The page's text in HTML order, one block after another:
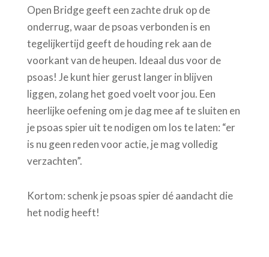
Open Bridge geeft een zachte druk op de
onderrug, waar de psoas verbonden is en
tegelijkertijd geeft de houding rek aan de
voorkant van de heupen. Ideaal dus voor de
psoas! Je kunt hier gerust langer in blijven
liggen, zolang het goed voelt voor jou. Een
heerlijke oefening om je dag mee af te sluiten en
je psoas spier uit te nodigen om los te laten: “er
is nu geen reden voor actie, je mag volledig
verzachten”.
Kortom: schenk je psoas spier dé aandacht die
het nodig heeft!